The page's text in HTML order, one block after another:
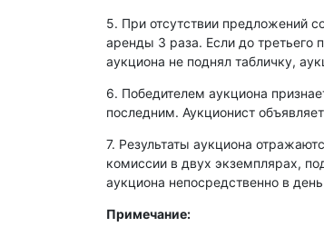
5. При отсутствии предложений
аренды 3 раза. Если до третьего
аукциона не поднял табличку,
6. Победителем аукциона
последним. Аукционист
7. Результаты аукциона
комиссии в двух экземплярах,
аукциона непосредственно в
Примечание: